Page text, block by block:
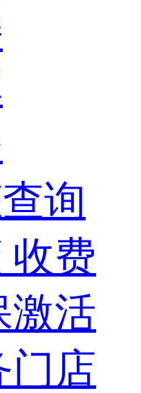
询
收费
激活
门店